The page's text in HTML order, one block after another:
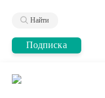
Найти
Подписка